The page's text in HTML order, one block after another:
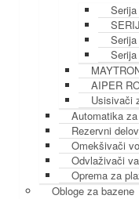
AIPER
Usisivači
Automatika
Rezervni
Omekšivači
Odvlaživači
Oprema za
Obloge za bazene